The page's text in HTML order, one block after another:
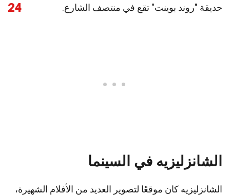
24 حديقة "روند بوينت" تقع في منتصف الشارع.
الشانزليزيه في السينما
الشانزليزيه كان موقعًا لتصوير العديد من الأفلام الشهيرة،